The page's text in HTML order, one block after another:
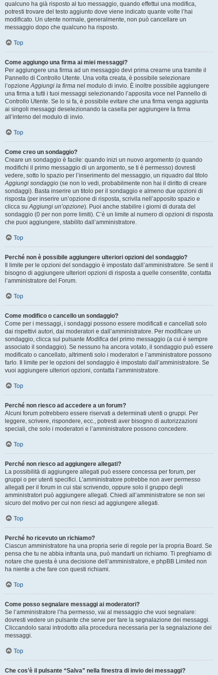
qualcuno ha già risposto al tuo messaggio, quando effettui una modifica,
potresti trovare del testo aggiunto dove viene indicato quante volte l’hai
modificato. Un utente normale, generalmente, non può cancellare un
messaggio dopo che qualcuno ha risposto.
Top
Come aggiungo una firma ai miei messaggi?
Per aggiungere una firma ad un messaggio devi prima crearne una tramite il
Pannello di Controllo Utente. Una volta creata, è possibile selezionare
l’opzioneAggiungi la firma nel modulo di invio. È inoltre possibile aggiungere
una firma a tutti i tuoi messaggi selezionando l’apposita voce nel Pannello di
Controllo Utente. Se lo si fa, è possibile evitare che una firma venga aggiunta
ai singoli messaggi deselezionando la casella per aggiungere la firma
all’interno del modulo di invio.
Top
Come creo un sondaggio?
Creare un sondaggio è facile: quando inizi un nuovo argomento (o quando
modifichi il primo messaggio di un argomento, se ti è permesso) dovresti
vedere, sotto lo spazio per l’inserimento del messaggio, un riquadro dal titolo
Aggiungi sondaggio (se non lo vedi, probabilmente non hai il diritto di creare
sondaggi). Basta inserire un titolo per il sondaggio e almeno due opzioni di
risposta (per inserire un’opzione di risposta, scrivila nell’apposito spazio e
clicca suAggiungi un’opzione). Puoi anche stabilire i giorni di durata del
sondaggio (0 per non porre limiti). C’è un limite al numero di opzioni di risposta
che puoi aggiungere, stabilito dall’amministratore.
Top
Perché non è possibile aggiungere ulteriori opzioni del sondaggio?
Il limite per le opzioni del sondaggio è impostato dall’amministratore. Se senti il
bisogno di aggiungere ulteriori opzioni di risposta a quelle consentite, contatta
l’amministratore del Forum.
Top
Come modifico o cancello un sondaggio?
Come per i messaggi, i sondaggi possono essere modificati e cancellati solo
dai rispettivi autori, dai moderatori e dall’amministratore. Per modificare un
sondaggio, clicca sul pulsante Modifica del primo messaggio (a cui è sempre
associato il sondaggio). Se nessuno ha ancora votato, il sondaggio può essere
modificato o cancellato, altrimenti solo i moderatori e l’amministratore possono
farlo. Il limite per le opzioni del sondaggio è impostato dall’amministratore. Se
vuoi aggiungere ulteriori opzioni, contatta l’amministratore.
Top
Perché non riesco ad accedere a un forum?
Alcuni forum potrebbero essere riservati a determinati utenti o gruppi. Per
leggere, scrivere, rispondere, ecc., potresti aver bisogno di autorizzazioni
speciali, che solo i moderatori e l’amministratore possono concedere.
Top
Perché non riesco ad aggiungere allegati?
La possibilità di aggiungere allegati può essere concessa per forum, per
gruppi o per utenti specifici. L’amministratore potrebbe non aver permesso
allegati per il forum in cui stai scrivendo, oppure solo il gruppo degli
amministratori può aggiungere allegati. Chiedi all’amministratore se non sei
sicuro del motivo per cui non riesci ad aggiungere allegati.
Top
Perché ho ricevuto un richiamo?
Ciascun amministratore ha una propria serie di regole per la propria Board. Se
pensa che tu ne abbia infranta una, può mandarti un richiamo. Ti preghiamo di
notare che questa è una decisione dell’amministratore, e phpBB Limited non
ha niente a che fare con questi richiami.
Top
Come posso segnalare messaggi ai moderatori?
Se l’amministratore l’ha permesso, vai al messaggio che vuoi segnalare:
dovresti vedere un pulsante che serve per fare la segnalazione dei messaggi.
Cliccandolo sarai introdotto alla procedura necessaria per la segnalazione dei
messaggi.
Top
Che cos’è il pulsante “Salva” nella finestra di invio dei messaggi?